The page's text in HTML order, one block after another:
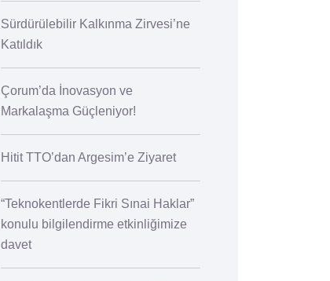
Sürdürülebilir Kalkınma Zirvesi’ne
Katıldık
Çorum’da İnovasyon ve
Markalaşma Güçleniyor!
Hitit TTO’dan Argesim’e Ziyaret
“Teknokentlerde Fikri Sınai Haklar”
konulu bilgilendirme etkinliğimize
davet